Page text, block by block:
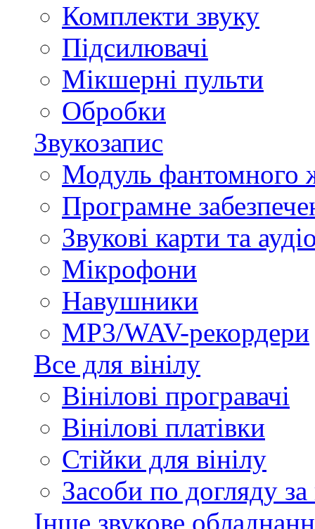
Комплекти звуку
Підсилювачі
Мікшерні пульти
Обробки
Звукозапис
Модуль фантомного
Програмне
Звукові карти та
Мікрофони
Навушники
MP3/WAV-рекордери
Все для вінілу
Вінілові програвачі
Вінілові платівки
Стійки для вінілу
Засоби по догляду за
Інше звукове